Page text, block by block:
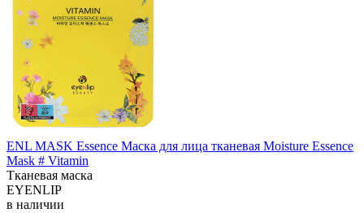
ENL MASK Essence Маска для лица тканевая Moisture Essence
Mask # Vitamin
Тканевая маска
EYENLIP
в наличии